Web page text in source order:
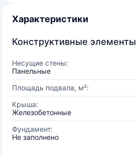
Характеристики
Конструктивные элементы
Несущие стены:
Панельные
Площадь подвала, м²:
Крыша:
Железобетонные
Фундамент:
Не заполнено